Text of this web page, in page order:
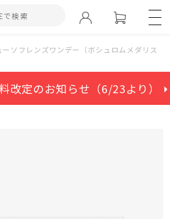
ーソフレンズワンデー（ボシュロムメダリスト
改定のお知らせ（6/23より） ⏵